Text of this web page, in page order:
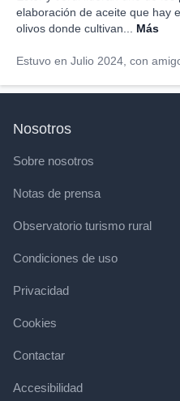
elaboración de aceite que hay
olivos donde cultivan...
Más
Estuvo en Julio 2024, con
Nosotros
Sobre nosotros
Notas de prensa
Observatorio turismo rural
Condiciones de uso
Privacidad
Cookies
Contactar
Accesibilidad